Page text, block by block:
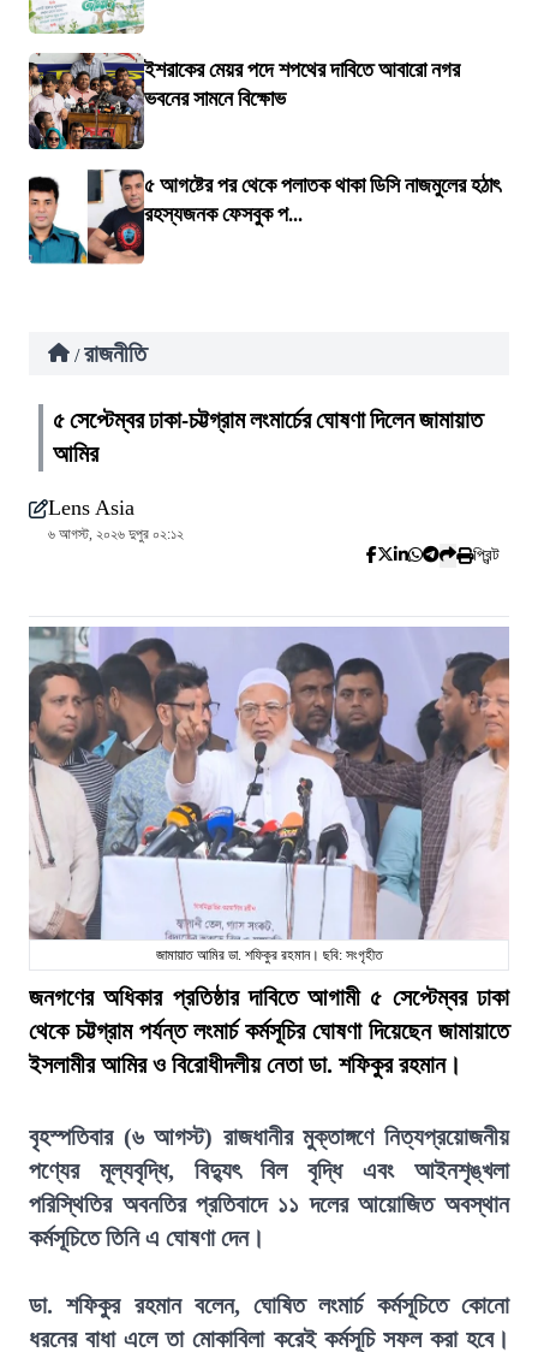
ইশরাকের মেয়র পদে শপথের দাবিতে আবারো নগর
ভবনের সামনে বিক্ষোভ
৫ আগষ্টের পর থেকে পলাতক থাকা ডিসি নাজমুলের হঠাৎ
রহস্যজনক ফেসবুক প...
/ রাজনীতি
৫ সেপ্টেম্বর ঢাকা-চট্টগ্রাম লংমার্চের ঘোষণা দিলেন জামায়াত
আমির
Lens Asia
৬ আগস্ট, ২০২৬ দুপুর ০২:১২
প্রিন্ট
জামায়াত আমির ডা. শফিকুর রহমান। ছবি: সংগৃহীত
জনগণের অধিকার প্রতিষ্ঠার দাবিতে আগামী ৫ সেপ্টেম্বর ঢাকা
থেকে চট্টগ্রাম পর্যন্ত লংমার্চ কর্মসূচির ঘোষণা দিয়েছেন জামায়াতে
ইসলামীর আমির ও বিরোধীদলীয় নেতা ডা. শফিকুর রহমান।
বৃহস্পতিবার (৬ আগস্ট) রাজধানীর মুক্তাঙ্গণে নিত্যপ্রয়োজনীয়
পণ্যের মূল্যবৃদ্ধি, বিদ্যুৎ বিল বৃদ্ধি এবং আইনশৃঙ্খলা
পরিস্থিতির অবনতির প্রতিবাদে ১১ দলের আয়োজিত অবস্থান
কর্মসূচিতে তিনি এ ঘোষণা দেন।
ডা. শফিকুর রহমান বলেন, ঘোষিত লংমার্চ কর্মসূচিতে কোনো
ধরনের বাধা এলে তা মোকাবিলা করেই কর্মসূচি সফল করা হবে।